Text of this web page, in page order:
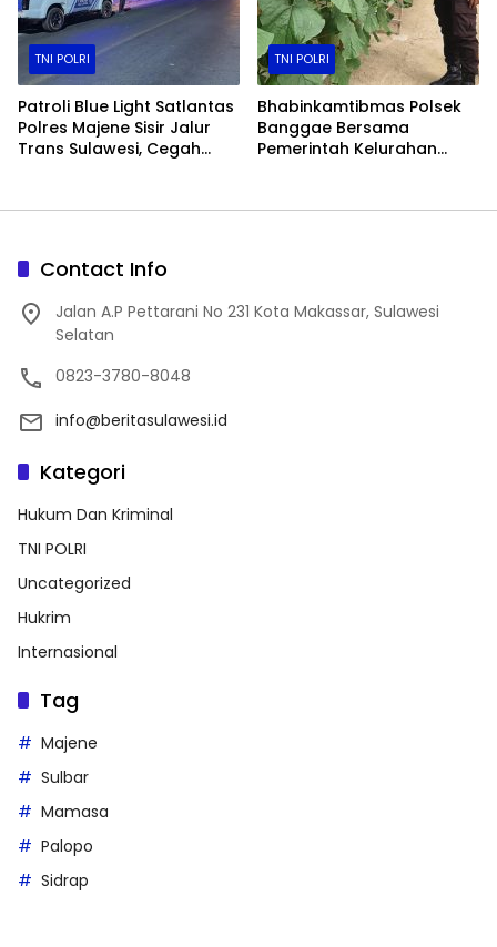
TNI POLRI
Patroli Blue Light Satlantas
Polres Majene Sisir Jalur
Trans Sulawesi, Cegah
TNI POLRI
Bhabinkamtibmas Polsek
Banggae Bersama
Pemerintah Kelurahan
Ketahanan Pangan di
Contact Info
Jalan A.P Pettarani No 231 Kota Makassar, Sulawesi
Selatan
0823-3780-8048
info@beritasulawesi.id
Kategori
Hukum Dan Kriminal
TNI POLRI
Uncategorized
Hukrim
Internasional
Tag
Majene
Sulbar
Mamasa
Palopo
Sidrap